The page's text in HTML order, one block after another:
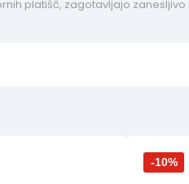
platišč, zagotavljajo
-10%